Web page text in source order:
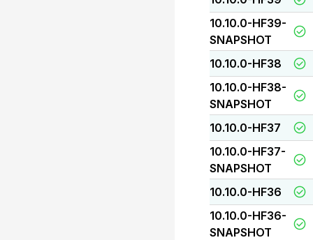
10.10.0-HF39-
SNAPSHOT
10.10.0-HF38
10.10.0-HF38-
SNAPSHOT
10.10.0-HF37
10.10.0-HF37-
SNAPSHOT
10.10.0-HF36
10.10.0-HF36-
SNAPSHOT